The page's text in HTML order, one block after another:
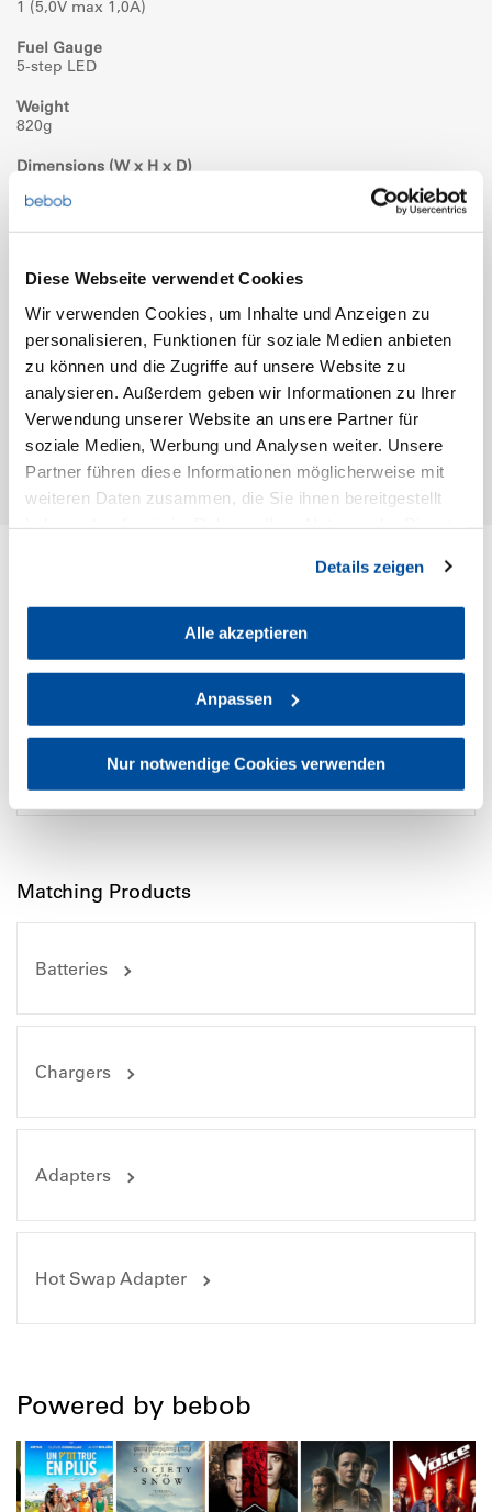
Diese Webseite verwendet Cookies
Wir verwenden Cookies, um Inhalte und Anzeigen zu
personalisieren, Funktionen für soziale Medien anbieten
zu können und die Zugriffe auf unsere Website zu
analysieren. Außerdem geben wir Informationen zu Ihrer
Verwendung unserer Website an unsere Partner für
soziale Medien, Werbung und Analysen weiter. Unsere
Partner führen diese Informationen möglicherweise mit
weiteren Daten zusammen, die Sie ihnen bereitgestellt
Cookies, wenn Sie unsere Webseite weiterhin nutzen.
Details zeigen
Alle akzeptieren
Anpassen
Nur notwendige Cookies verwenden
1 (5,0V max 1,0A)
Fuel Gauge
5-step LED
Weight
820g
Dimensions (W x H x D)
Chargers
bebob, Idx, Sony
ChargeTime (bebob VS2/VS4)
3 Hours
Certificate
Transport- and Product Safety, EMC
Typical bebob – more Benefits
User and Transport Information
Image Files
Matching Products
Batteries
Chargers
Adapters
Hot Swap Adapter
Powered by bebob